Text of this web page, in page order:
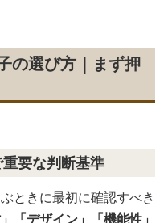
の選び方｜まず押
要な判断基準
ときに最初に確認すべき
「デザイン」「機能性」